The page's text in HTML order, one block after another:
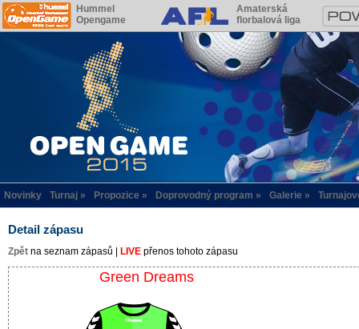
Hummel
Opengame
Amaterská
florbalová liga
Novinky Turnaj Propozice Doprovodný program Galerie
Detail zápasu
Zpět na seznam zápasů | LIVE přenos tohoto zápasu
Green Dreams